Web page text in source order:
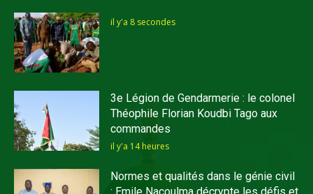
il y'a 8 secondes
3e Légion de Gendarmerie : le colonel
Théophile Florian Koudbi Tago aux
commandes
il y'a 14 heures
Normes et qualités dans le génie civil
: Emile Nacoulma décrypte les défis et